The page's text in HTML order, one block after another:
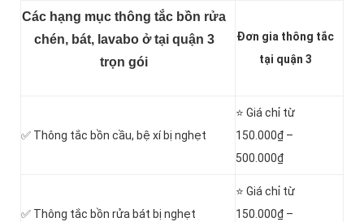
Các hạng mục thông tắc bồn rửa
chén, bát, lavabo ở tại quận 3
trọn gói
Đơn gia thông tắc
tại quận 3
✅ Thông tắc bồn cầu, bệ xí bị nghẹt
⭐ Giá chỉ từ
150.000₫ –
500.000₫
✅ Thông tắc bồn rửa bát bị nghẹt
⭐ Giá chỉ từ
150.000₫ –